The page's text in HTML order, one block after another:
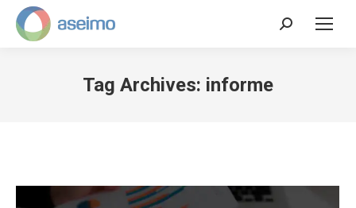
Search:
Tag Archives: informe